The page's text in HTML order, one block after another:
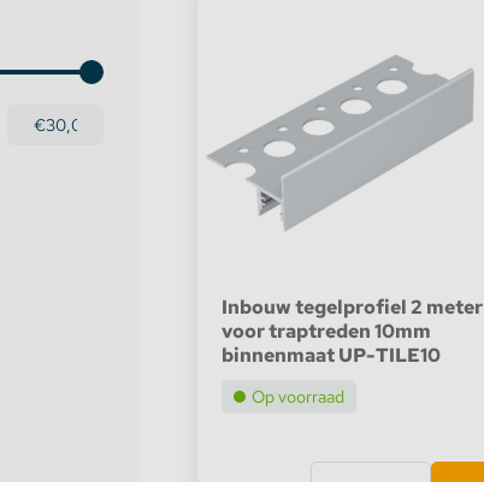
en schakelaars
strip versterker Accessoires Topmet
Accessoires Lumines
Inbouw tegelprofiel 2 meter
voor traptreden 10mm
binnenmaat UP-TILE10
Op voorraad